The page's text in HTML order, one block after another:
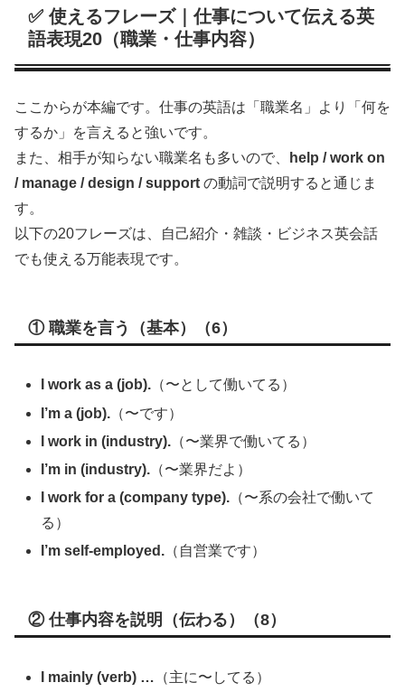
✅ 使えるフレーズ｜仕事について伝える英
語表現20（職業・仕事内容）
ここからが本編です。仕事の英語は「職業名」より「何を
するか」を言えると強いです。
また、相手が知らない職業名も多いので、
help / work on
/ manage / design / support の動詞で説明すると通じま
す。
以下の20フレーズは、自己紹介・雑談・ビジネス英会話
でも使える万能表現です。
① 職業を言う（基本）（6）
I work as a (job). （〜として働いてる）
I’m a (job). （〜です）
I work in (industry). （〜業界で働いてる）
I’m in (industry). （〜業界だよ）
I work for a (company type). （〜系の会社で働いて
る）
I’m self-employed. （自営業です）
② 仕事内容を説明（伝わる）（8）
I mainly (verb) … （主に〜してる）